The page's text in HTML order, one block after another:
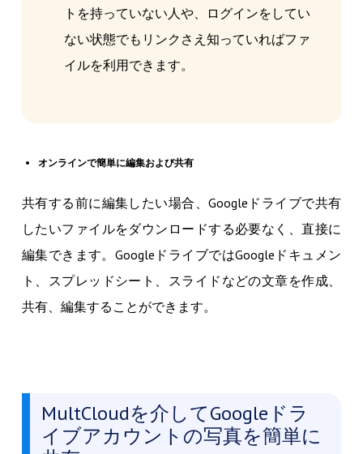
トを持っていない人や、ログインをしてい
ない状態でもリンクさえ知っていればファ
イルを利用できます。
オンラインで簡単に編集および共有
共有する前に編集したい場合、Googleドライブで共有
したいファイルをダウンロードする必要なく、直接に
編集できます。GoogleドライブではGoogleドキュメン
ト、スプレッドシート、スライドなどの文章を作成、
共有、編集することができます。
MultCloudを介してGoogleドラ
イブアカウントの写真を簡単に